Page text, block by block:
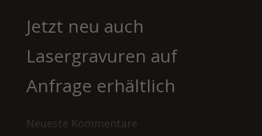
Jetzt neu auch
Lasergravuren auf
Anfrage erhältlich
Neueste Kommentare